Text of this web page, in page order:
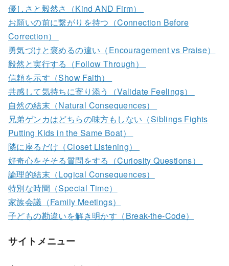
優しさと毅然さ（Kind AND Firm）
お願いの前に繋がりを持つ（Connection Before
Correction）
勇気づけと褒めるの違い（Encouragement vs Praise）
毅然と実行する（Follow Through）
信頼を示す（Show Faith）
共感して気持ちに寄り添う（Validate Feelings）
自然の結末（Natural Consequences）
兄弟ゲンカはどちらの味方もしない（Siblings Fights
Putting Kids in the Same Boat）
隣に座るだけ（Closet Listening）
好奇心をそそる質問をする（Curiosity Questions）
論理的結末（Logical Consequences）
特別な時間（Special Time）
家族会議（Family Meetings）
子どもの勘違いを解き明かす（Break-the-Code）
サイトメニュー